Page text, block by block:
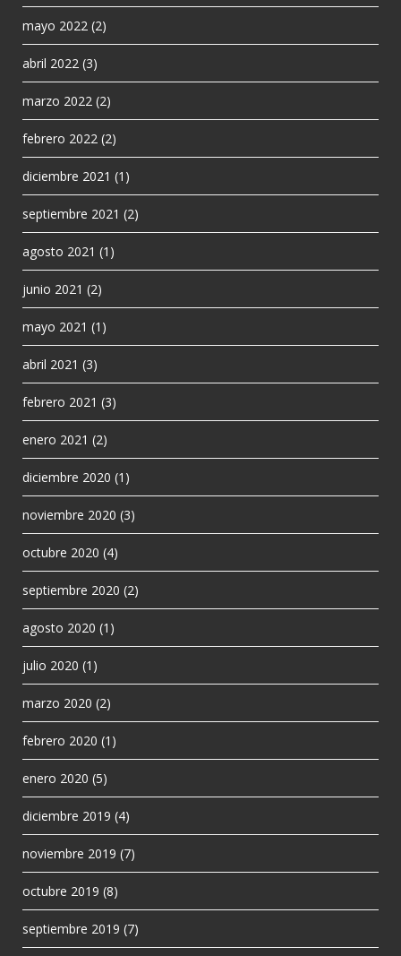
mayo 2022 (2)
abril 2022 (3)
marzo 2022 (2)
febrero 2022 (2)
diciembre 2021 (1)
septiembre 2021 (2)
agosto 2021 (1)
junio 2021 (2)
mayo 2021 (1)
abril 2021 (3)
febrero 2021 (3)
enero 2021 (2)
diciembre 2020 (1)
noviembre 2020 (3)
octubre 2020 (4)
septiembre 2020 (2)
agosto 2020 (1)
julio 2020 (1)
marzo 2020 (2)
febrero 2020 (1)
enero 2020 (5)
diciembre 2019 (4)
noviembre 2019 (7)
octubre 2019 (8)
septiembre 2019 (7)